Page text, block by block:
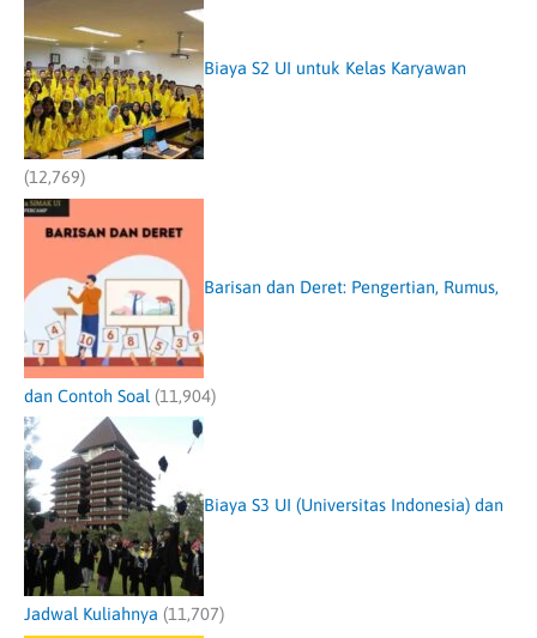
Biaya S2 UI untuk Kelas Karyawan
(12,769)
Barisan dan Deret: Pengertian, Rumus,
dan Contoh Soal (11,904)
Biaya S3 UI (Universitas Indonesia) dan
Jadwal Kuliahnya (11,707)